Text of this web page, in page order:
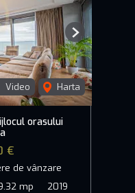
Video Harta
Next
orasului
€
de vânzare
mp 2019